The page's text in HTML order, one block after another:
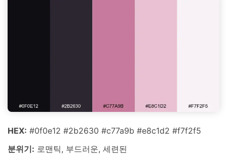
HEX: #0f0e12 #2b2630 #c77a9b #e8c1d2 #f7f2f5
분위기: 로맨틱, 부드러운, 세련된